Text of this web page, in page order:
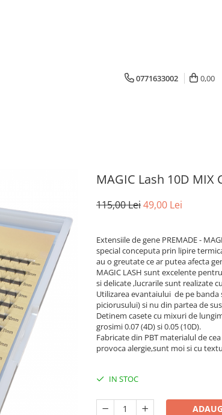
0771633002 0,00
MAGIC Lash 10D MIX
115,00 Lei49,00 Lei
Extensiile de gene PREMADE -
special conceputa prin lipire
au o greutate ce ar putea afecta
MAGIC LASH sunt excelente
si delicate ,lucrarile sunt realizate
Utilizarea evantaiului de pe banda
piciorusului) si nu din partea de
Detinem casete cu mixuri de
grosimi 0.07 (4D) si 0.05 (10D).
Fabricate din PBT materialul de
provoca alergie,sunt moi si cu
IN STOC